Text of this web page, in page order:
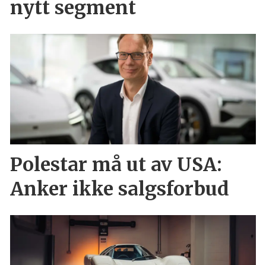
nytt segment
Polestar må ut av USA:
Anker ikke salgsforbud